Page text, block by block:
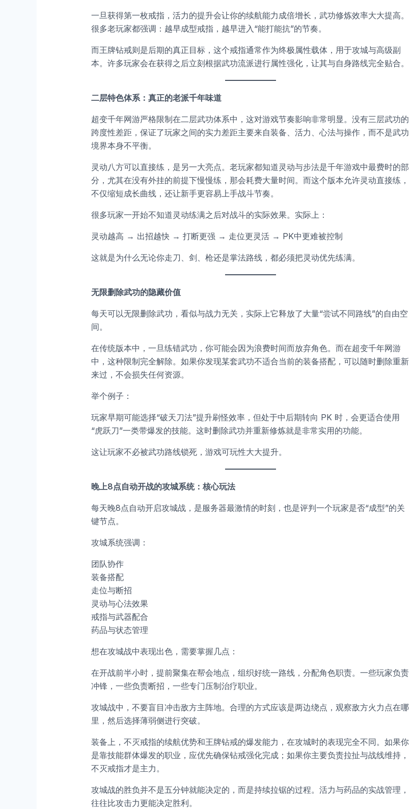
一旦获得第一枚戒指，活力的提升会让你的续航能力成倍增长，武功修炼效率大大提高。
很多老玩家都强调：越早成型戒指，越早进入“能打能抗”的节奏。
而王牌钻戒则是后期的真正目标，这个戒指通常作为终极属性载体，用于攻城与高级副
本。许多玩家会在获得之后立刻根据武功流派进行属性强化，让其与自身路线完全贴合。
二层特色体系：真正的老派千年味道
超变千年网游严格限制在二层武功体系中，这对游戏节奏影响非常明显。没有三层武功的
跨度性差距，保证了玩家之间的实力差距主要来自装备、活力、心法与操作，而不是武功
境界本身不平衡。
灵动八方可以直接练，是另一大亮点。老玩家都知道灵动与步法是千年游戏中最费时的部
分，尤其在没有外挂的前提下慢慢练，那会耗费大量时间。而这个版本允许灵动直接练，
不仅缩短成长曲线，还让新手更容易上手战斗节奏。
很多玩家一开始不知道灵动练满之后对战斗的实际效果。实际上：
灵动越高 → 出招越快 → 打断更强 → 走位更灵活 → PK中更难被控制
这就是为什么无论你走刀、剑、枪还是掌法路线，都必须把灵动优先练满。
无限删除武功的隐藏价值
每天可以无限删除武功，看似与战力无关，实际上它释放了大量“尝试不同路线”的自由空
间。
在传统版本中，一旦练错武功，你可能会因为浪费时间而放弃角色。而在超变千年网游
中，这种限制完全解除。如果你发现某套武功不适合当前的装备搭配，可以随时删除重新
来过，不会损失任何资源。
举个例子：
玩家早期可能选择“破天刀法”提升刷怪效率，但处于中后期转向 PK 时，会更适合使用
“虎跃刀”一类带爆发的技能。这时删除武功并重新修炼就是非常实用的功能。
这让玩家不必被武功路线锁死，游戏可玩性大大提升。
晚上8点自动开战的攻城系统：核心玩法
每天晚8点自动开启攻城战，是服务器最激情的时刻，也是评判一个玩家是否“成型”的关
键节点。
攻城系统强调：
团队协作
装备搭配
走位与断招
灵动与心法效果
戒指与武器配合
药品与状态管理
想在攻城战中表现出色，需要掌握几点：
在开战前半小时，提前聚集在帮会地点，组织好统一路线，分配角色职责。一些玩家负责
冲锋，一些负责断招，一些专门压制治疗职业。
攻城战中，不要盲目冲击敌方主阵地。合理的方式应该是两边绕点，观察敌方火力点在哪
里，然后选择薄弱侧进行突破。
装备上，不灭戒指的续航优势和王牌钻戒的爆发能力，在攻城时的表现完全不同。如果你
是靠技能群体爆发的职业，应优先确保钻戒强化完成；如果你主要负责拉扯与战线维持，
不灭戒指才是主力。
攻城战的胜负并不是五分钟就能决定的，而是持续拉锯的过程。活力与药品的实战管理，
往往比攻击力更能决定胜利。